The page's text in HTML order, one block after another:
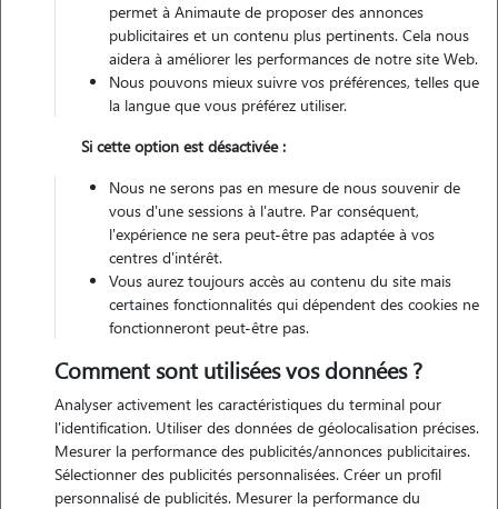
Contacter
L'envoi d'une demande est sans engagement
Motivation
permet à Animaute de proposer des annonces
publicitaires et un contenu plus pertinents. Cela nous
aidera à améliorer les performances de notre site Web.
Nous pouvons mieux suivre vos préférences, telles que
la langue que vous préférez utiliser.
Si cette option est désactivée :
Nous ne serons pas en mesure de nous souvenir de
vous d'une sessions à l'autre. Par conséquent,
l'expérience ne sera peut-être pas adaptée à vos
centres d'intérêt.
Vous aurez toujours accès au contenu du site mais
certaines fonctionnalités qui dépendent des cookies ne
fonctionneront peut-être pas.
Comment sont utilisées vos données ?
Analyser activement les caractéristiques du terminal pour
l'identification. Utiliser des données de géolocalisation précises.
Mesurer la performance des publicités/annonces publicitaires.
Sélectionner des publicités personnalisées. Créer un profil
personnalisé de publicités. Mesurer la performance du